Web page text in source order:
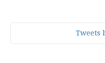
Tweets